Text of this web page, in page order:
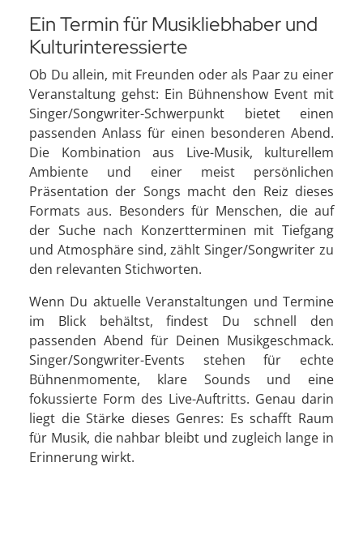
Ein Termin für Musikliebhaber und
Kulturinteressierte
Ob Du allein, mit Freunden oder als Paar zu einer
Veranstaltung gehst: Ein Bühnenshow Event mit
Singer/Songwriter-Schwerpunkt bietet einen
passenden Anlass für einen besonderen Abend.
Die Kombination aus Live-Musik, kulturellem
Ambiente und einer meist persönlichen
Präsentation der Songs macht den Reiz dieses
Formats aus. Besonders für Menschen, die auf
der Suche nach Konzertterminen mit Tiefgang
und Atmosphäre sind, zählt Singer/Songwriter zu
den relevanten Stichworten.
Wenn Du aktuelle Veranstaltungen und Termine
im Blick behältst, findest Du schnell den
passenden Abend für Deinen Musikgeschmack.
Singer/Songwriter-Events stehen für echte
Bühnenmomente, klare Sounds und eine
fokussierte Form des Live-Auftritts. Genau darin
liegt die Stärke dieses Genres: Es schafft Raum
für Musik, die nahbar bleibt und zugleich lange in
Erinnerung wirkt.